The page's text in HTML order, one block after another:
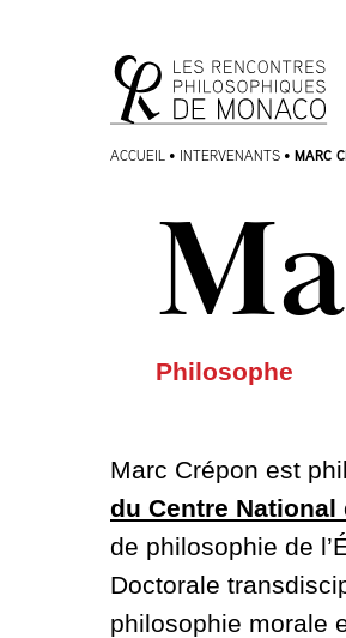
contenu
ACCUEIL • INTERVENANTS • MARC
Philosophe
Marc Crépon est
du Centre
de philosophie de
Doctorale
philosophie morale